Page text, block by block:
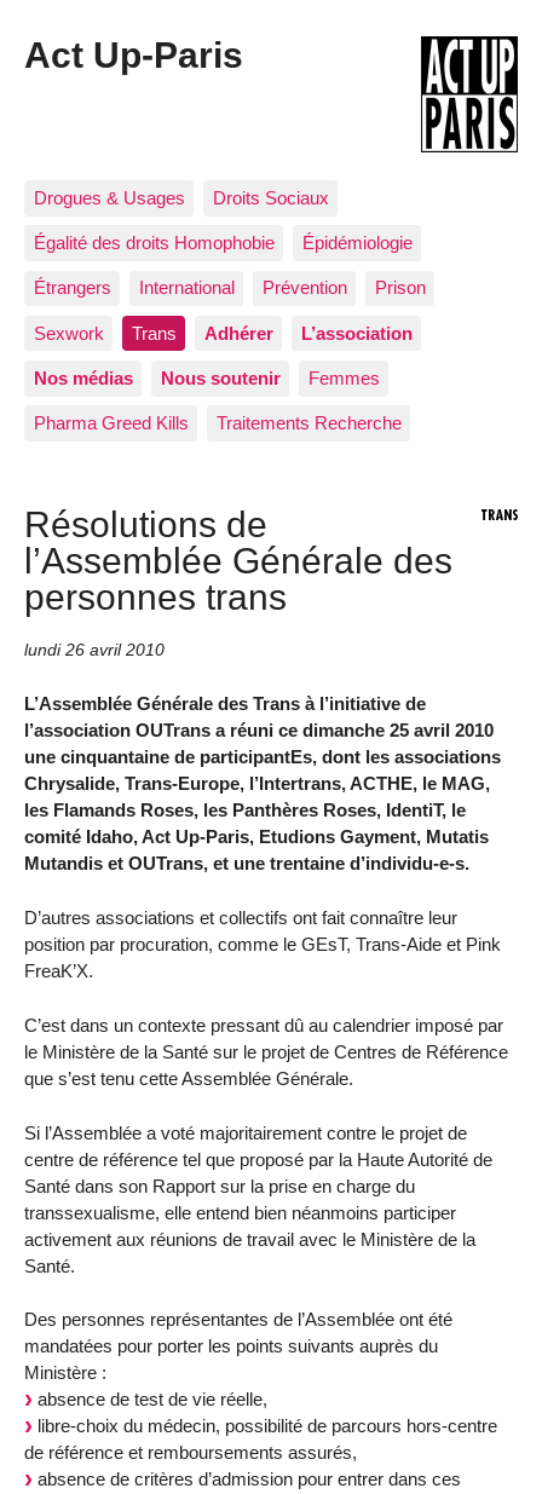
Act Up-Paris
Drogues & Usages Droits Sociaux
Égalité des droits Homophobie Épidémiologie
Étrangers International Prévention Prison
Sexwork Trans Adhérer L’association
Nos médias Nous soutenir Femmes
Pharma Greed Kills Traitements Recherche
Résolutions de
l’Assemblée Générale des
personnes trans
lundi 26 avril 2010
L’Assemblée Générale des Trans à l’initiative de
l’association OUTrans a réuni ce dimanche 25 avril 2010
une cinquantaine de participantEs, dont les associations
Chrysalide, Trans-Europe, l’Intertrans, ACTHE, le MAG,
les Flamands Roses, les Panthères Roses, IdentiT, le
comité Idaho, Act Up-Paris, Etudions Gayment, Mutatis
Mutandis et OUTrans, et une trentaine d’individu-e-s.
D’autres associations et collectifs ont fait connaître leur
position par procuration, comme le GEsT, Trans-Aide et Pink
FreaK’X.
C’est dans un contexte pressant dû au calendrier imposé par
le Ministère de la Santé sur le projet de Centres de Référence
que s’est tenu cette Assemblée Générale.
Si l’Assemblée a voté majoritairement contre le projet de
centre de référence tel que proposé par la Haute Autorité de
Santé dans son Rapport sur la prise en charge du
transsexualisme, elle entend bien néanmoins participer
activement aux réunions de travail avec le Ministère de la
Santé.
Des personnes représentantes de l’Assemblée ont été
mandatées pour porter les points suivants auprès du
Ministère :
absence de test de vie réelle,
libre-choix du médecin, possibilité de parcours hors-centre
de référence et remboursements assurés,
absence de critères d’admission pour entrer dans ces